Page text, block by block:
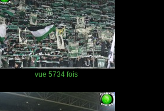
vue 5734 fois